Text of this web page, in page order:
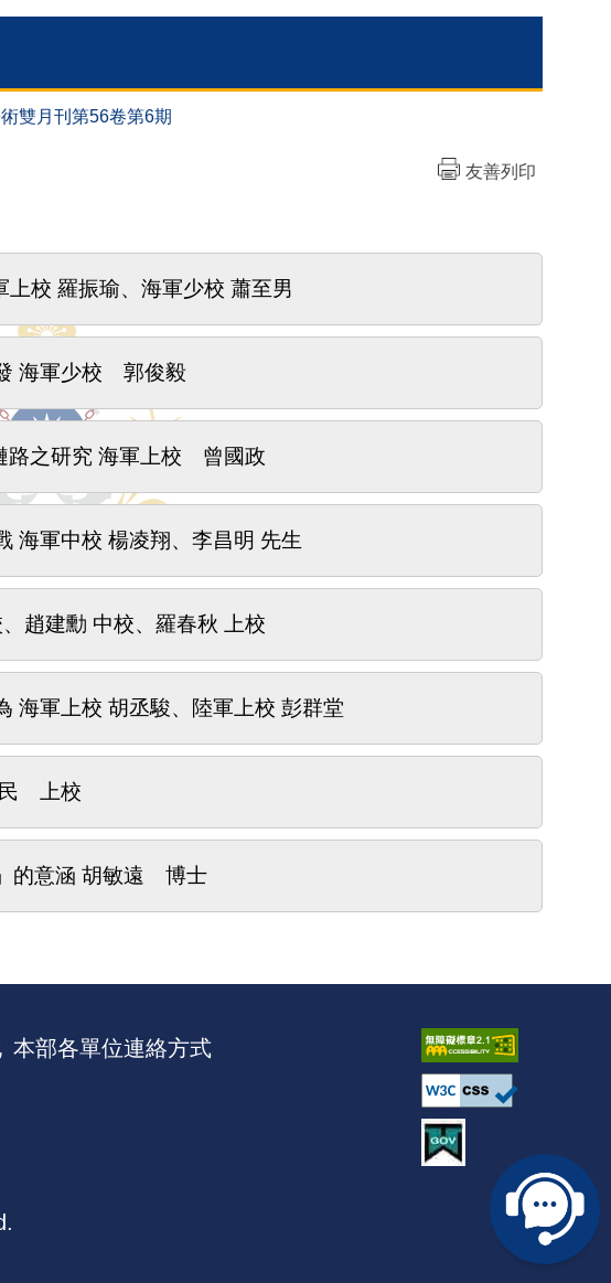
雙月刊第56卷第6期
友善列印
校 羅振瑜、海軍少校 蕭至男
海軍少校 郭俊毅
路之研究 海軍上校 曾國政
海軍中校 楊凌翔、李昌明 先生
趙建勳 中校、羅春秋 上校
海軍上校 胡丞駿、陸軍上校 彭群堂
民 上校
的意涵 胡敏遠 博士
本部各單位連絡方式